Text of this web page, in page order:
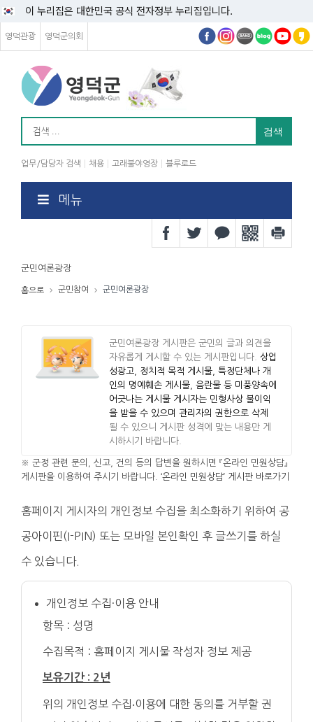
이 누리집은 대한민국 공식 전자정부 누리집입니다.
영덕관광 영덕군의회
업무/담당자 검색 채용 고래불야영장 블루로드
메뉴
군민여론광장
홈으로 군민참여 군민여론광장
군민여론광장 게시판은 군민의 글과 의견을
자유롭게 게시할 수 있는 게시판입니다. 상업
성광고, 정치적 목적 게시물, 특정단체나 개
인의 명예훼손 게시물, 음란물 등 미풍양속에
어긋나는 게시물 게시자는 민형사상 불이익
을 받을 수 있으며 관리자의 권한으로 삭제
될 수 있으니 게시판 성격에 맞는 내용만 게
시하시기 바랍니다.
※ 군정 관련 문의, 신고, 건의 등의 답변을 원하시면 『온라인 민원상담』
게시판을 이용하여 주시기 바랍니다. ‘온라인 민원상담’ 게시판 바로가기
홈페이지 게시자의 개인정보 수집을 최소화하기 위하여 공
공아이핀(I-PIN) 또는 모바일 본인확인 후 글쓰기를 하실
수 있습니다.
개인정보 수집·이용 안내
항목 : 성명
수집목적 : 홈페이지 게시물 작성자 정보 제공
보유기간 : 2년
위의 개인정보 수집‧이용에 대한 동의를 거부할 권